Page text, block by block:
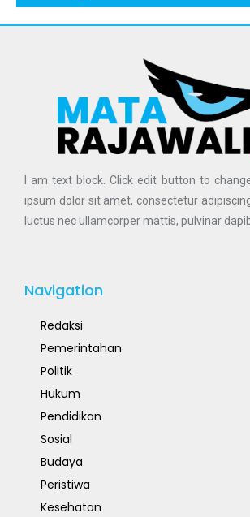
I am text block. Click edit button to
ipsum dolor sit amet, consectetur
luctus nec ullamcorper mattis, pulvinar
Navigation
Redaksi
Pemerintahan
Politik
Hukum
Pendidikan
Sosial
Budaya
Peristiwa
Kesehatan